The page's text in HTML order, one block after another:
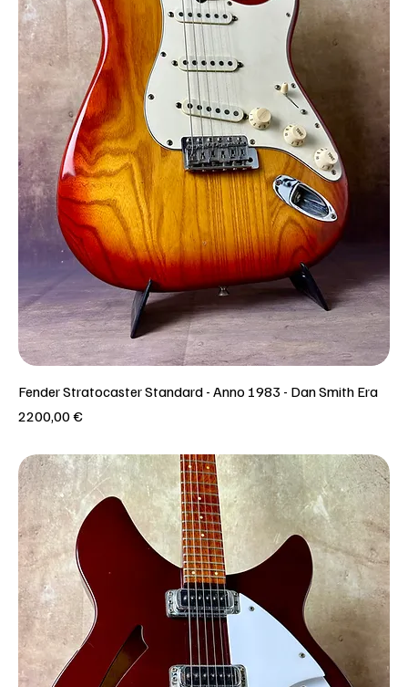
Fender Stratocaster Standard - Anno 1983 - Dan Smith Era
Prezzo
2200,00 €